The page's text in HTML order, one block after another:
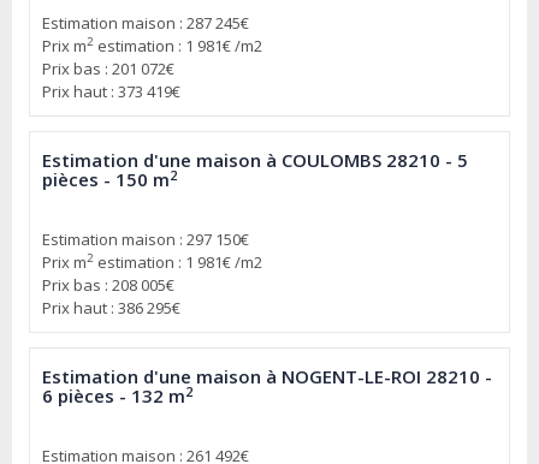
Estimation maison : 287 245€
Prix m2 estimation : 1 981€ /m2
Prix bas : 201 072€
Prix haut : 373 419€
Estimation d'une maison à COULOMBS 28210 - 5
pièces - 150 m2
Estimation maison : 297 150€
Prix m2 estimation : 1 981€ /m2
Prix bas : 208 005€
Prix haut : 386 295€
Estimation d'une maison à NOGENT-LE-ROI 28210 -
6 pièces - 132 m2
Estimation maison : 261 492€